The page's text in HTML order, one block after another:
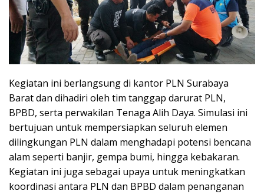
Kegiatan ini berlangsung di kantor PLN Surabaya
Barat dan dihadiri oleh tim tanggap darurat PLN,
BPBD, serta perwakilan Tenaga Alih Daya. Simulasi ini
bertujuan untuk mempersiapkan seluruh elemen
dilingkungan PLN dalam menghadapi potensi bencana
alam seperti banjir, gempa bumi, hingga kebakaran.
Kegiatan ini juga sebagai upaya untuk meningkatkan
koordinasi antara PLN dan BPBD dalam penanganan